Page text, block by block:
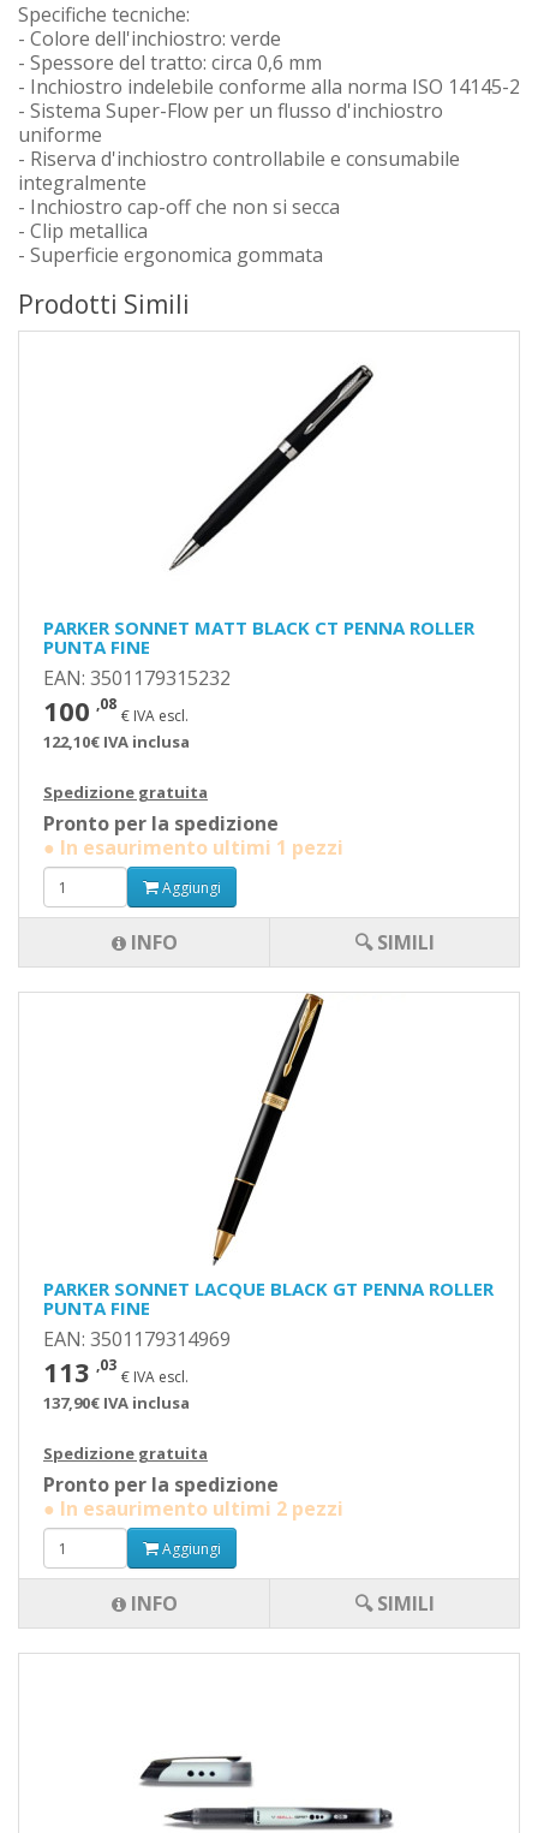
Specifiche tecniche:
- Colore dell'inchiostro: verde
- Spessore del tratto: circa 0,6 mm
- Inchiostro indelebile conforme alla norma ISO 14145-2
- Sistema Super-Flow per un flusso d'inchiostro
uniforme
- Riserva d'inchiostro controllabile e consumabile
integralmente
- Inchiostro cap-off che non si secca
- Clip metallica
- Superficie ergonomica gommata
Prodotti Simili
PARKER SONNET MATT BLACK CT PENNA ROLLER
PUNTA FINE
EAN: 3501179315232
100 ,08
€ IVA escl.
122,10€ IVA inclusa
Spedizione gratuita
Pronto per la spedizione
● In esaurimento ultimi 1 pezzi
Aggiungi
INFO 🔍 SIMILI
PARKER SONNET LACQUE BLACK GT PENNA ROLLER
PUNTA FINE
EAN: 3501179314969
113 ,03
€ IVA escl.
137,90€ IVA inclusa
Spedizione gratuita
Pronto per la spedizione
● In esaurimento ultimi 2 pezzi
Aggiungi
INFO 🔍 SIMILI